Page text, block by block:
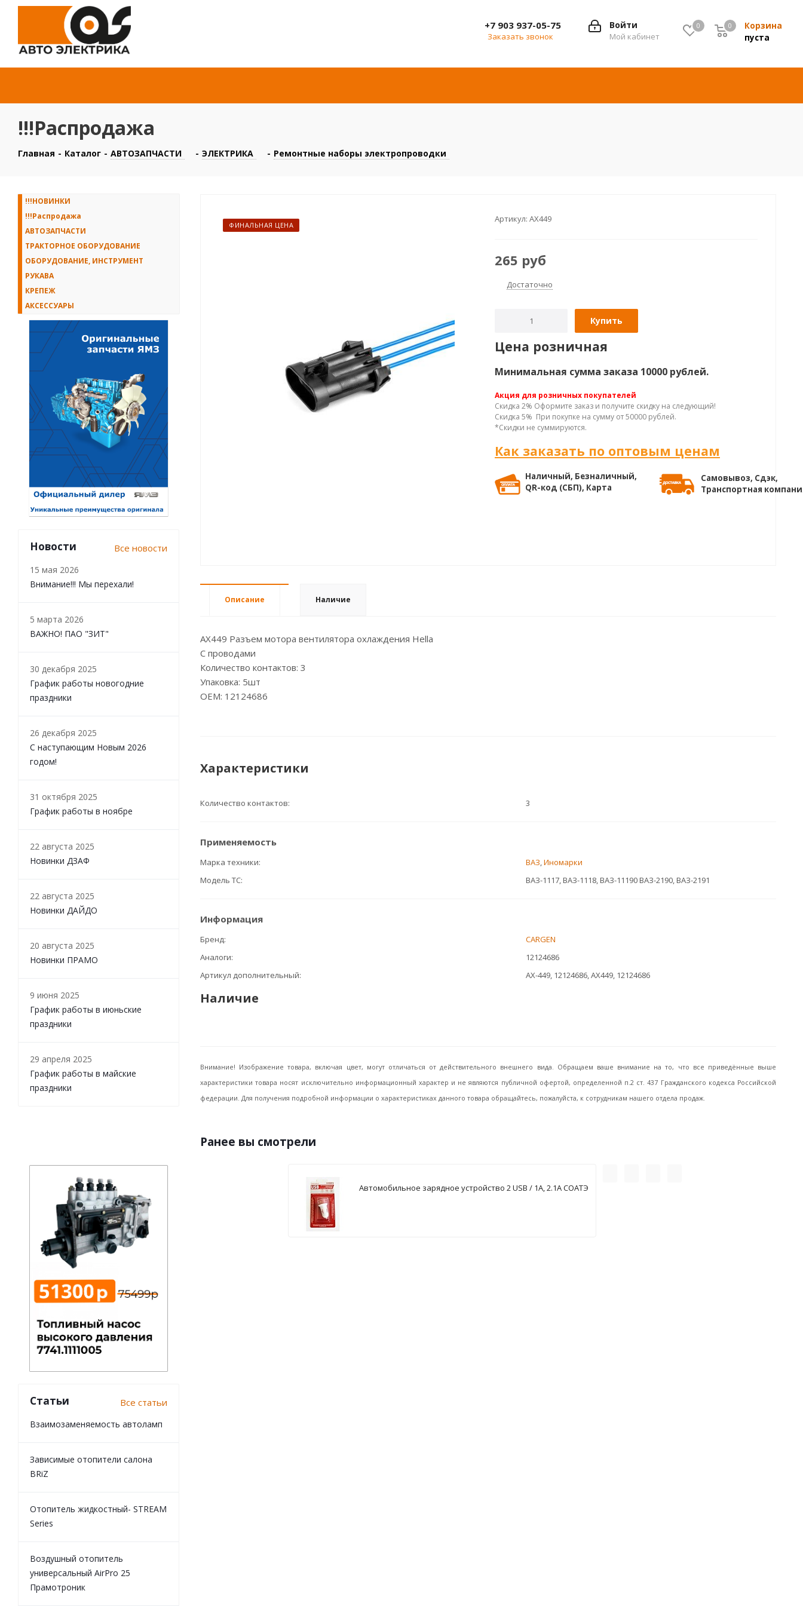
0 Корзина
0
пуста
0
Войти
Мой кабинет
+7 903 937-05-75
Заказать звонок
!!!Распродажа
Главная - Каталог - АВТОЗАПЧАСТИ - ЭЛЕКТРИКА - Ремонтные наборы электропроводки
ФИНАЛЬНАЯ ЦЕНА
Артикул: AX449
265 руб
Достаточно
Купить
Цена розничная
Минимальная сумма заказа 10000 рублей.
Акция для розничных покупателей
Скидка 2% Оформите заказ и получите скидку на следующий!
Скидка 5% При покупке на сумму от 50000 рублей.
*Скидки не суммируются.
Как заказать по оптовым ценам
Наличный, Безналичный,
QR-код (СБП), Карта
Самовывоз, Сдэк,
Транспортная
Описание Наличие
AX449 Разъем мотора вентилятора охлаждения Hella
С проводами
Количество контактов: 3
Упаковка: 5шт
OEM: 12124686
Характеристики
Количество контактов 3
Применяемость
Марка техники ВАЗ,Иномарки
Модель ТС
ВАЗ-1117, ВАЗ-1118, ВАЗ-11190 ВАЗ-2190, ВАЗ-2191
Информация
Бренд
CARGEN
Аналоги
12124686
Артикул дополнительный
АХ-449, 12124686, АХ449, 12124686
Наличие
Внимание! Изображение товара, включая цвет, могут отличаться от действительного внешнего вида. Обращаем ваше внимание на то, что все приведённые выше
характеристики товара носят исключительно информационный характер и не являются публичной офертой, определенной п.2 ст. 437 Гражданского кодекса Российской
федерации. Для получения подробной информации о характеристиках данного товара обращайтесь, пожалуйста, к сотрудникам нашего отдела продаж.
Ранее вы смотрели
Автомобильное зарядное устройство 2 USB / 1А, 2.1А СОАТЭ
!!!НОВИНКИ
!!!Распродажа
АВТОЗАПЧАСТИ
ТРАКТОРНОЕ ОБОРУДОВАНИЕ
ОБОРУДОВАНИЕ, ИНСТРУМЕНТ
РУКАВА
КРЕПЕЖ
АКСЕССУАРЫ
Новости Все новости
15 мая 2026
Внимание!!! Мы перехали!
5 марта 2026
ВАЖНО! ПАО "ЗИТ"
30 декабря 2025
График работы новогодние
праздники
26 декабря 2025
С наступающим Новым 2026
годом!
31 октября 2025
График работы в ноябре
22 августа 2025
Новинки ДЗАФ
22 августа 2025
Новинки ДАЙДО
20 августа 2025
Новинки ПРАМО
9 июня 2025
График работы в июньские
праздники
29 апреля 2025
График работы в майские
праздники
Статьи Все статьи
Взаимозаменяемость автоламп
Зависимые отопители салона
BRiZ
Отопитель жидкостный- STREAM
Series
Воздушный отопитель
универсальный AirPro 25
Прамотроник